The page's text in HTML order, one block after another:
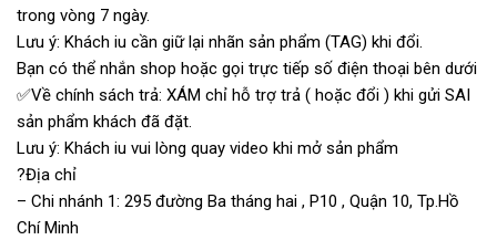
trong vòng 7 ngày.
Lưu ý: Khách iu cần giữ lại nhãn sản phẩm (TAG) khi đổi.
Bạn có thể nhắn shop hoặc gọi trực tiếp số điện thoại bên dưới
✅Về chính sách trả: XÁM chỉ hỗ trợ trả ( hoặc đổi ) khi gửi SAI
sản phẩm khách đã đặt.
Lưu ý: Khách iu vui lòng quay video khi mở sản phẩm
?Địa chỉ
– Chi nhánh 1: 295 đường Ba tháng hai , P10 , Quận 10, Tp.Hồ
Chí Minh